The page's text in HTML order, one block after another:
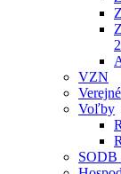
VZN
Voľby
SODB